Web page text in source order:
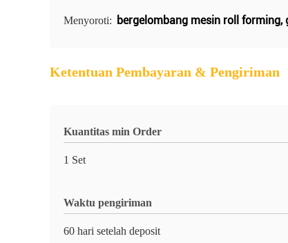
Menyoroti: bergelombang mesin roll forming,
Ketentuan Pembayaran & Pengiriman
Kuantitas min Order
1 Set
Waktu pengiriman
60 hari setelah deposit